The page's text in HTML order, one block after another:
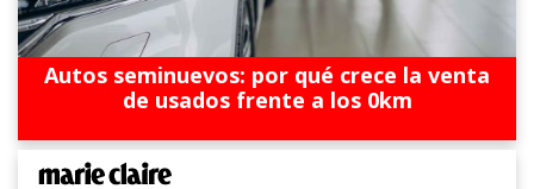
Autos seminuevos: por qué crece la venta
de usados frente a los 0km